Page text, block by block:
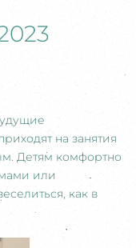
на занятия
Детям комфортно
или
как в